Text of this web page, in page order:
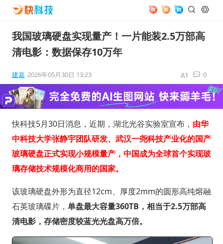
我国玻璃硬盘实现量产！一片能装2.5万部高
清电影：数据保存10万年
建嘉 2026年05月30日 13:23 0
快科技5月30日消息，近期，湖北光谷实验室宣布， 由华
中科技大学张静宇团队研发、武汉一尧科技产业化的国产
玻璃硬盘正式实现小规模量产，中国成为全球首个实现玻
璃存储技术规模化商用的国家。
该玻璃硬盘外形为直径12cm、厚度2mm的圆形高纯熔融
石英玻璃碟片， 单盘最大容量360TB，相当于2.5万部高
清电影，存储密度较蓝光光盘高万倍。